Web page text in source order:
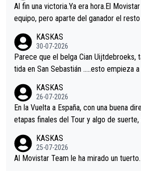
Al fin una victoria.Ya era hora.El
equipo, pero aparte del ganador el
s.La única buena noticia es la mejoría de
astian.Si en la Vuelta a Burgos sigue la
er alguna sorpresa en la Vuelta.Ojalá.
KASKAS
30-07-2026
Parece que el belga Cian Uijtdebroeks,
tida en San Sebastián …..esto empieza
KASKAS
26-07-2026
En la Vuelta a España, con una buena
etapas finales del Tour y algo de
KASKAS
25-07-2026
Al Movistar Team le ha mirado un tuerto.